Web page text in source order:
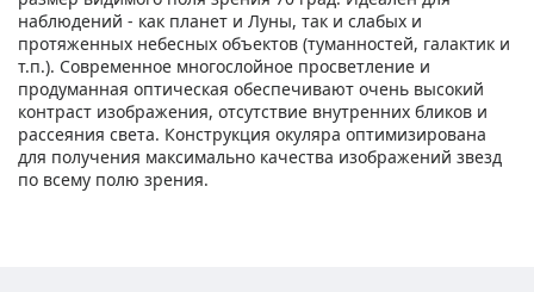
наблюдений - как планет и Луны, так и слабых и
протяженных небесных объектов (туманностей, галактик и
т.п.). Современное многослойное просветление и
продуманная оптическая обеспечивают очень высокий
контраст изображения, отсутствие внутренних бликов и
рассеяния света. Конструкция окуляра оптимизирована
для получения максимально качества изображений звезд
по всему полю зрения.